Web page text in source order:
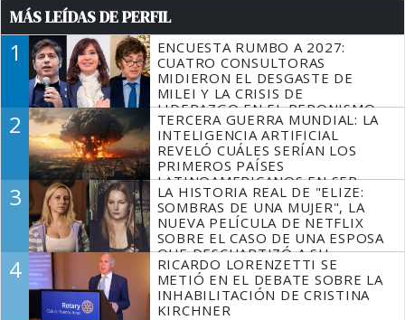
MÁS LEÍDAS DE PERFIL
1
ENCUESTA RUMBO A 2027:
CUATRO CONSULTORAS
MIDIERON EL DESGASTE DE
MILEI Y LA CRISIS DE
LIDERAZGO EN EL PERONISMO
2
TERCERA GUERRA MUNDIAL: LA
INTELIGENCIA ARTIFICIAL
REVELÓ CUÁLES SERÍAN LOS
PRIMEROS PAÍSES
LATINOAMERICANOS EN SER
DERROTADOS
3
LA HISTORIA REAL DE "ELIZE:
SOMBRAS DE UNA MUJER", LA
NUEVA PELÍCULA DE NETFLIX
SOBRE EL CASO DE UNA ESPOSA
QUE DESCUARTIZÓ A SU
MARIDO
4
RICARDO LORENZETTI SE
METIÓ EN EL DEBATE SOBRE LA
INHABILITACIÓN DE CRISTINA
KIRCHNER